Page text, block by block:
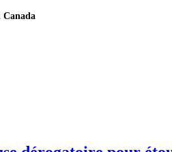
Canada